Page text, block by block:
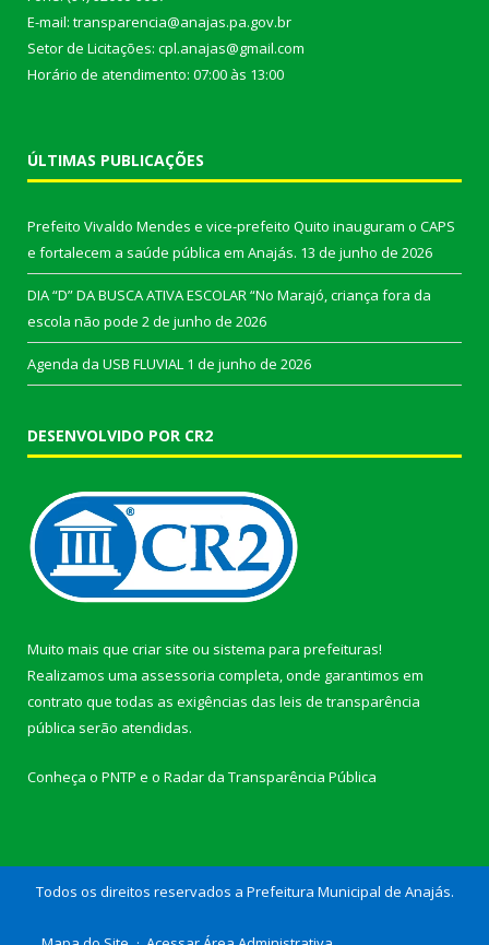
E-mail: transparencia@anajas.pa.gov.br
Setor de Licitações: cpl.anajas@gmail.com
Horário de atendimento: 07:00 às 13:00
ÚLTIMAS PUBLICAÇÕES
Prefeito Vivaldo Mendes e vice-prefeito Quito inauguram o CAPS
e fortalecem a saúde pública em Anajás. 13 de junho de 2026
DIA “D” DA BUSCA ATIVA ESCOLAR “No Marajó, criança fora da
escola não pode 2 de junho de 2026
Agenda da USB FLUVIAL 1 de junho de 2026
DESENVOLVIDO POR CR2
Muito mais que criar site ou sistema para prefeituras!
Realizamos uma assessoria completa, onde garantimos em
contrato que todas as exigências das leis de transparência
pública serão atendidas.
Conheça o PNTP e o Radar da Transparência Pública
Todos os direitos reservados a Prefeitura Municipal de Anajás.